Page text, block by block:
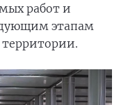
работ и
этапам
территории.